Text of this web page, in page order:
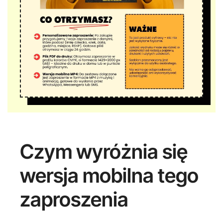
Czym wyróżnia się
wersja mobilna tego
zaproszenia